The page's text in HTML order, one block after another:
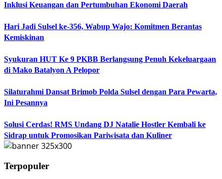
Inklusi Keuangan dan Pertumbuhan Ekonomi Daerah
Hari Jadi Sulsel ke-356, Wabup Wajo: Komitmen Berantas
Kemiskinan
Syukuran HUT Ke 9 PKBB Berlangsung Penuh Kekeluargaan
di Mako Batalyon A Pelopor
Silaturahmi Dansat Brimob Polda Sulsel dengan Para Pewarta,
Ini Pesannya
Solusi Cerdas! RMS Undang DJ Natalie Hostler Kembali ke
Sidrap untuk Promosikan Pariwisata dan Kuliner
Terpopuler